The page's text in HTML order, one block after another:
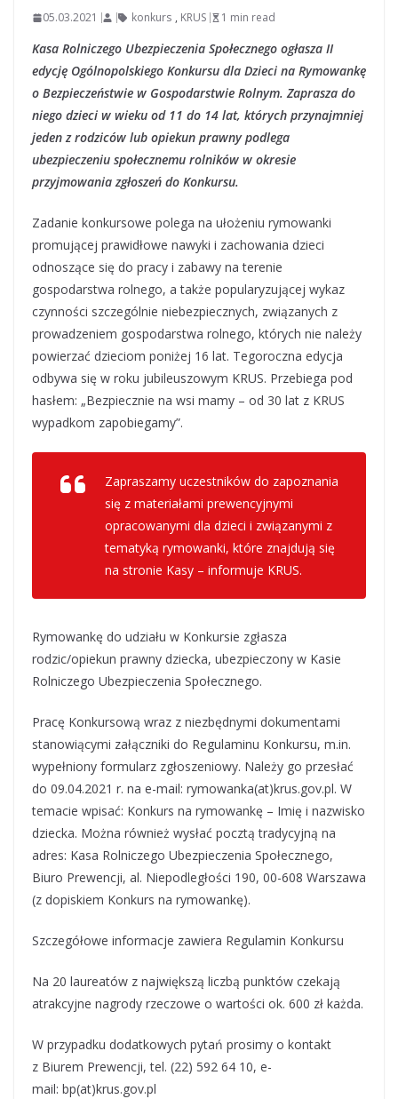
05.03.2021 konkurs , KRUS 1 min read
Kasa Rolniczego Ubezpieczenia Społecznego ogłasza II
edycję Ogólnopolskiego Konkursu dla Dzieci na Rymowankę
o Bezpieczeństwie w Gospodarstwie Rolnym. Zaprasza do
niego dzieci w wieku od 11 do 14 lat, których przynajmniej
jeden z rodziców lub opiekun prawny podlega
ubezpieczeniu społecznemu rolników w okresie
przyjmowania zgłoszeń do Konkursu.
Zadanie konkursowe polega na ułożeniu rymowanki
promującej prawidłowe nawyki i zachowania dzieci
odnoszące się do pracy i zabawy na terenie
gospodarstwa rolnego, a także popularyzującej wykaz
czynności szczególnie niebezpiecznych, związanych z
prowadzeniem gospodarstwa rolnego, których nie należy
powierzać dzieciom poniżej 16 lat. Tegoroczna edycja
odbywa się w roku jubileuszowym KRUS. Przebiega pod
hasłem: „Bezpiecznie na wsi mamy – od 30 lat z KRUS
wypadkom zapobiegamy”.
Zapraszamy uczestników do zapoznania
się z materiałami prewencyjnymi
opracowanymi dla dzieci i związanymi z
tematyką rymowanki, które znajdują się
na stronie Kasy – informuje KRUS.
Rymowankę do udziału w Konkursie zgłasza
rodzic/opiekun prawny dziecka, ubezpieczony w Kasie
Rolniczego Ubezpieczenia Społecznego.
Pracę Konkursową wraz z niezbędnymi dokumentami
stanowiącymi załączniki do Regulaminu Konkursu, m.in.
wypełniony formularz zgłoszeniowy. Należy go przesłać
do 09.04.2021 r. na e-mail: rymowanka(at)krus.gov.pl. W
temacie wpisać: Konkurs na rymowankę – Imię i nazwisko
dziecka. Można również wysłać pocztą tradycyjną na
adres: Kasa Rolniczego Ubezpieczenia Społecznego,
Biuro Prewencji, al. Niepodległości 190, 00-608 Warszawa
(z dopiskiem Konkurs na rymowankę).
Szczegółowe informacje zawiera Regulamin Konkursu
Na 20 laureatów z największą liczbą punktów czekają
atrakcyjne nagrody rzeczowe o wartości ok. 600 zł każda.
W przypadku dodatkowych pytań prosimy o kontakt
z Biurem Prewencji, tel. (22) 592 64 10, e-
mail: bp(at)krus.gov.pl